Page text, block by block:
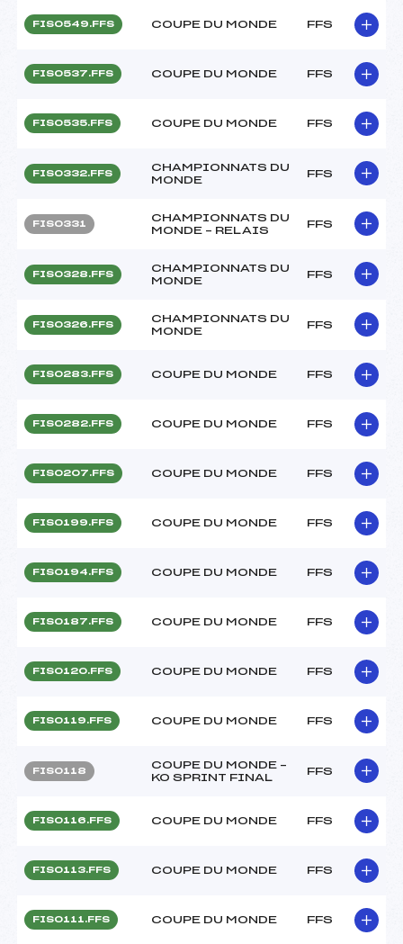
FIS0549.FFS COUPE DU MONDE FFS
FIS0537.FFS COUPE DU MONDE FFS
FIS0535.FFS COUPE DU MONDE FFS
FIS0332.FFS
CHAMPIONNATS DU
MONDE
FFS
FIS0331
CHAMPIONNATS DU
MONDE – RELAIS
FFS
FIS0328.FFS
CHAMPIONNATS DU
MONDE
FFS
FIS0326.FFS
CHAMPIONNATS DU
MONDE
FFS
FIS0283.FFS COUPE DU MONDE FFS
FIS0282.FFS COUPE DU MONDE FFS
FIS0207.FFS COUPE DU MONDE FFS
FIS0199.FFS COUPE DU MONDE FFS
FIS0194.FFS COUPE DU MONDE FFS
FIS0187.FFS COUPE DU MONDE FFS
FIS0120.FFS COUPE DU MONDE FFS
FIS0119.FFS COUPE DU MONDE FFS
FIS0118
COUPE DU MONDE –
KO SPRINT FINAL
FFS
FIS0116.FFS COUPE DU MONDE FFS
FIS0113.FFS COUPE DU MONDE FFS
FIS0111.FFS COUPE DU MONDE FFS